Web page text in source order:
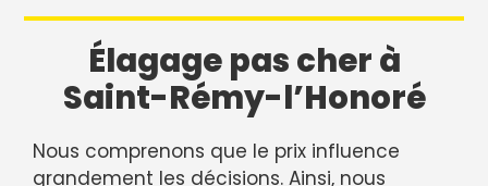
Élagage pas cher à
Saint-Rémy-l’Honoré
Nous comprenons que le prix influence
grandement les décisions. Ainsi, nous